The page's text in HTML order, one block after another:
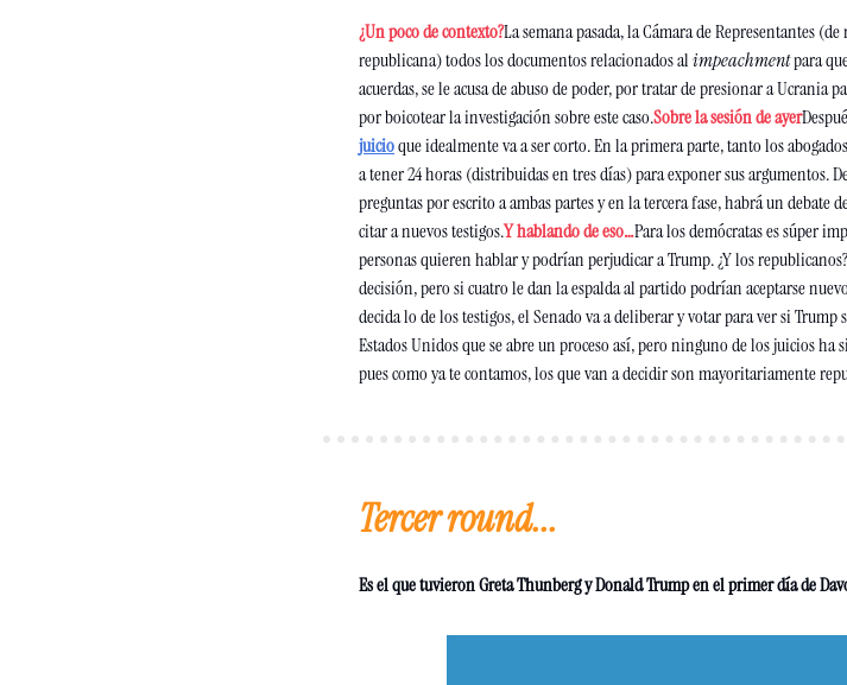
¿Un poco de contexto?La semana pasada, la Cámara de Representantes
republicana) todos los documentos relacionados al impeachment para
acuerdas, se le acusa de abuso de poder, por tratar de presionar a Ucrania
por boicotear la investigación sobre este caso.Sobre la sesión de ayer
juicio que idealmente va a ser corto. En la primera parte, tanto los
a tener 24 horas (distribuidas en tres días) para exponer sus argumentos.
preguntas por escrito a ambas partes y en la tercera fase, habrá un debate
citar a nuevos testigos.Y hablando de eso…Para los demócratas es súper
personas quieren hablar y podrían perjudicar a Trump. ¿Y los
decisión, pero si cuatro le dan la espalda al partido podrían aceptarse
decida lo de los testigos, el Senado va a deliberar y votar para ver si Trump
Estados Unidos que se abre un proceso así, pero ninguno de los juicios ha
pues como ya te contamos, los que van a decidir son mayoritariamente
Tercer round...
Es el que tuvieron Greta Thunberg y Donald Trump en el primer día de